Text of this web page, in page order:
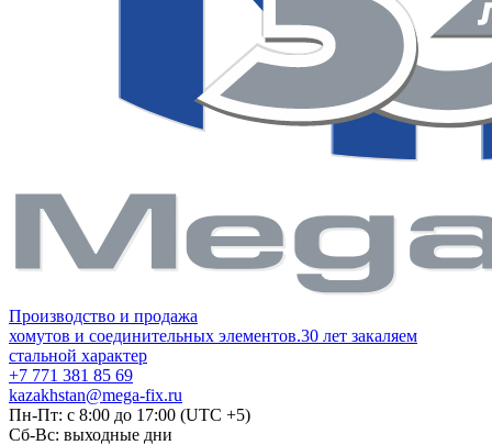
Производство и продажа
хомутов и соединительных элементов.30 лет закаляем
стальной характер
+7 771 381 85 69
kazakhstan@mega-fix.ru
Пн-Пт: с 8:00 до 17:00 (UTC +5)
Сб-Вс: выходные дни